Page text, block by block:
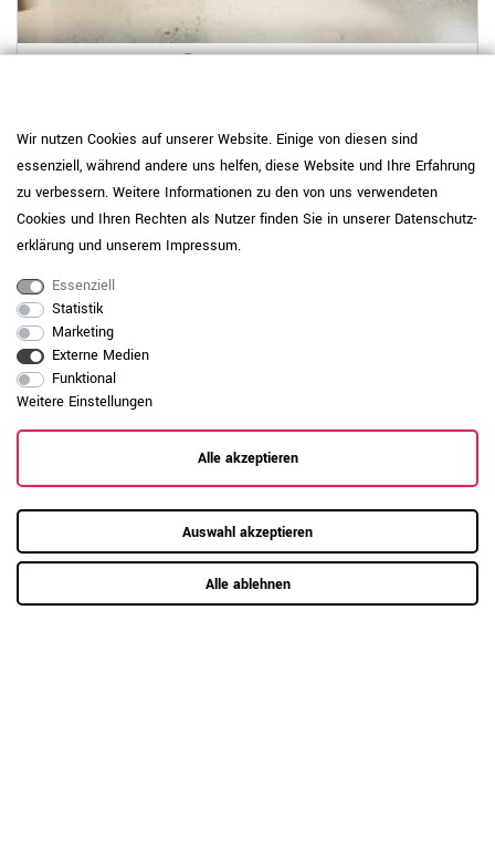
259,00 €
Wir nutzen Cookies auf unserer Website. Einige von diesen sind
essenziell, während andere uns helfen, diese Website und Ihre Erfahrung
zu verbessern. Weitere Informationen zu den von uns verwendeten
Cookies und Ihren Rechten als Nutzer finden Sie in unserer Daten­schutz­
erklärung und unserem Impressum.
Essenziell
Statistik
Marketing
Externe Medien
Funktional
Weitere Einstellungen
Alle akzeptieren
Auswahl akzeptieren
Alle ablehnen